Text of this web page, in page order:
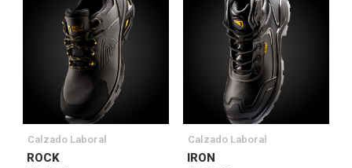
Calzado Laboral
ROCK
Calzado Laboral
IRON